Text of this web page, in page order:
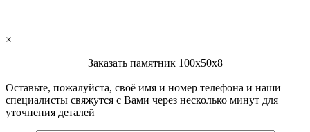
×
Заказать памятник 100х50х8
Оставьте, пожалуйста, своё имя и номер телефона и наши
специалисты свяжутся с Вами через несколько минут для
уточнения деталей